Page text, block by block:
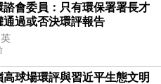
諮會委員：只有環保署署長才
通過或否決環評報告
高球場環評與習近平生態文明